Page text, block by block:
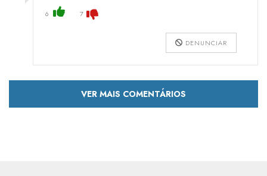
6 7
DENUNCIAR
VER MAIS COMENTÁRIOS